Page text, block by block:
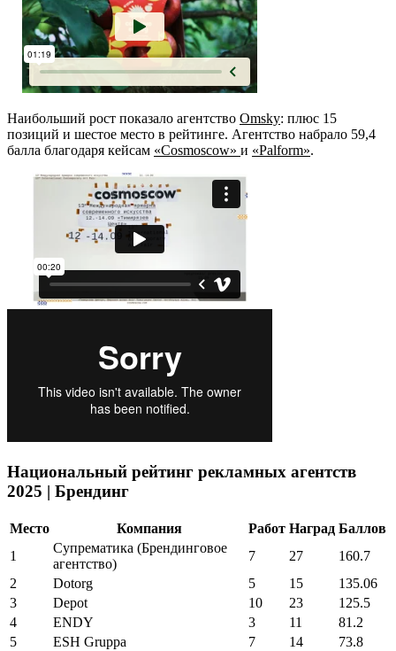
Наибольший рост показало агентство Omsky: плюс 15
позиций и шестое место в рейтинге. Агентство набрало 59,4
балла благодаря кейсам «Cosmoscow» и «Palform».
Национальный рейтинг рекламных агентств
2025 | Брендинг
Место Компания Работ Наград Баллов
1
Супрематика (Брендинговое
агентство)
7 27
160.7
2
Dotorg 5 15
135.06
3
Depot 10 23
125.5
4
ENDY 3 11
81.2
5
ESH Gruppa 7 14
73.8